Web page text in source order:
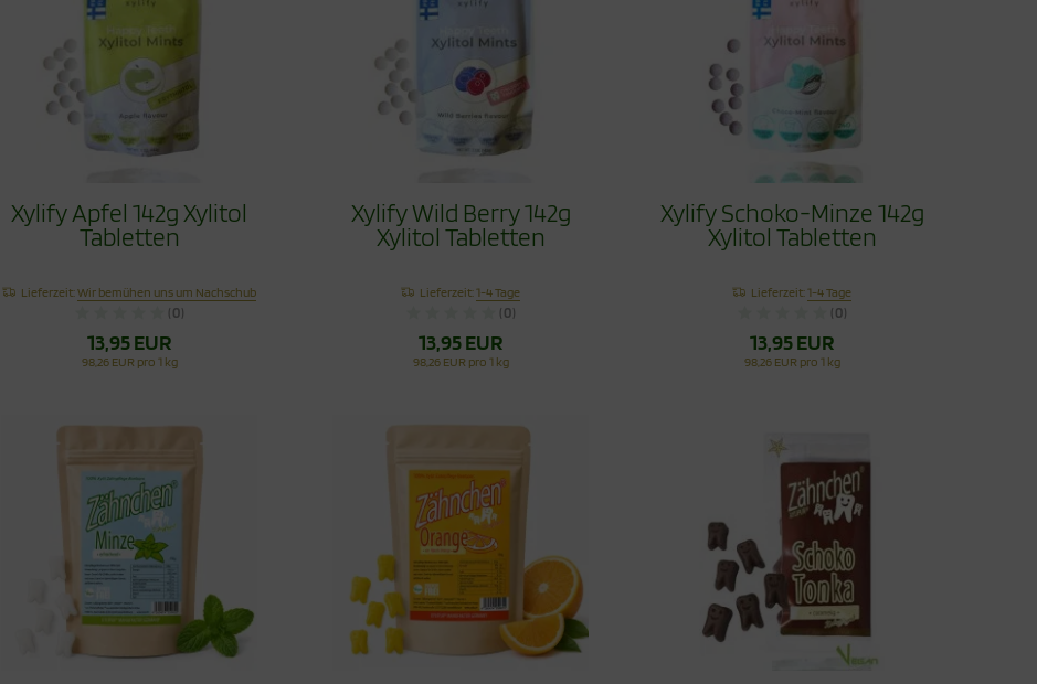
Xylify Apfel 142g Xylitol
Tabletten
Lieferzeit:Wir bemühen uns um Nachschub
(0)
13,95 EUR
98,26 EUR pro 1 kg
Xylify Wild Berry 142g
Xylitol Tabletten
Lieferzeit:1-4 Tage
(0)
13,95 EUR
98,26 EUR pro 1 kg
Xylify Schoko-Minze 142g
Xylitol Tabletten
Lieferzeit:1-4 Tage
(0)
13,95 EUR
98,26 EUR pro 1 kg